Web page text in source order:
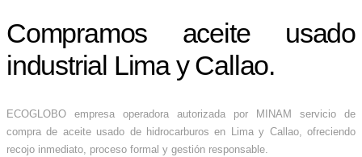
Compramos aceite usado
industrial Lima y Callao.
ECOGLOBO empresa operadora autorizada por MINAM servicio de
compra de aceite usado de hidrocarburos en Lima y Callao, ofreciendo
recojo inmediato, proceso formal y gestión responsable.